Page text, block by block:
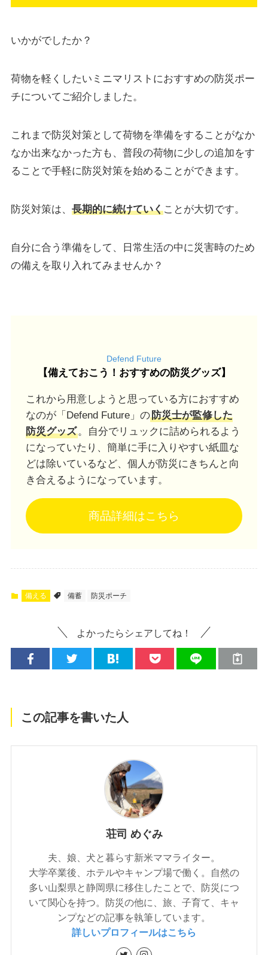
いかがでしたか？
荷物を軽くしたいミニマリストにおすすめの防災ポー
チについてご紹介しました。
これまで防災対策として荷物を準備をすることがなか
なか出来なかった方も、普段の荷物に少しの追加をす
ることで手軽に防災対策を始めることができます。
防災対策は、 長期的に続けていくことが大切です。
自分に合う準備をして、日常生活の中に災害時のため
の備えを取り入れてみませんか？
Defend Future
【備えておこう！おすすめの防災グッズ】
これから用意しようと思っている方におすすめ
なのが「Defend Future」の防災士が監修した
防災グッズ。自分でリュックに詰められるよう
になっていたり、簡単に手に入りやすい紙皿な
どは除いているなど、個人が防災にきちんと向
き合えるようになっています。
商品詳細はこちら
備える 備蓄 防災ポーチ
よかったらシェアしてね！
この記事を書いた人
荘司 めぐみ
夫、娘、犬と暮らす新米ママライター。
大学卒業後、ホテルやキャンプ場で働く。自然の
多い山梨県と静岡県に移住したことで、防災につ
いて関心を持つ。防災の他に、旅、子育て、キャ
ンプなどの記事を執筆しています。
詳しいプロフィールはこちら